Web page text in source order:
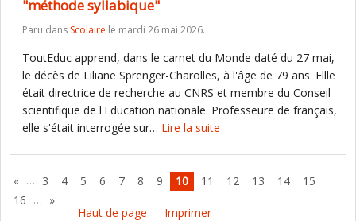
"méthode syllabique"
Paru dans Scolaire le mardi 26 mai 2026.
ToutEduc apprend, dans le carnet du Monde daté du 27 mai,
le décès de Liliane Sprenger-Charolles, à l'âge de 79 ans. Ellle
était directrice de recherche au CNRS et membre du Conseil
scientifique de l'Education nationale. Professeure de français,
elle s'était interrogée sur… Lire la suite
« … 3 4 5 6 7 8 9 10 11 12 13 14
15
16 … »
Haut de page
Imprimer